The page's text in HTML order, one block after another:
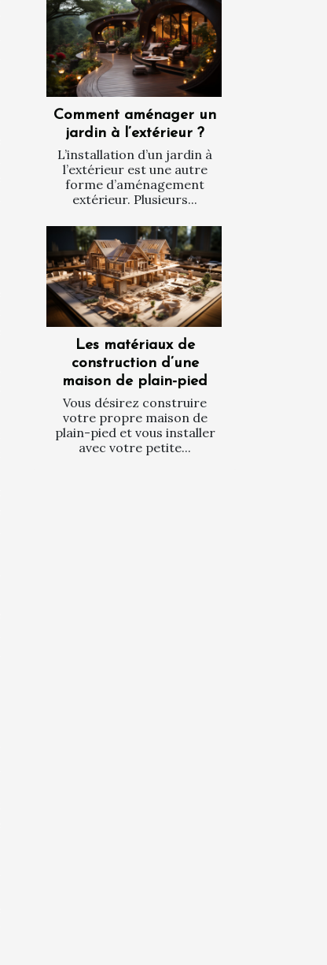
Comment aménager un
jardin à l’extérieur ?
L’installation d’un jardin à
l’extérieur est une autre
forme d’aménagement
extérieur. Plusieurs...
Les matériaux de
construction d’une
maison de plain-pied
Vous désirez construire
votre propre maison de
plain-pied et vous installer
avec votre petite...